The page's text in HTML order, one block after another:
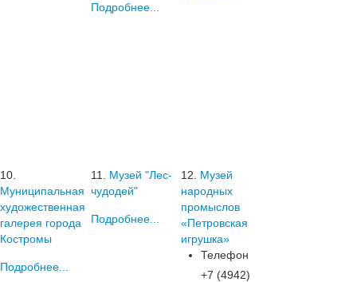
Подробнее...
10.
Муниципальная
художественная
галерея города
Костромы
Подробнее...
11.
Музей "Лес-
чудодей"
Подробнее...
12.
Музей
народных
промыслов
«Петровская
игрушка»
Телефон
+7 (4942)